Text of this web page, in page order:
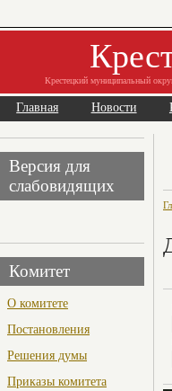
Крестецкий муниципальный
Главная Новости
Версия для
слабовидящих
Комитет
О комитете
Постановления
Решения думы
Приказы комитета